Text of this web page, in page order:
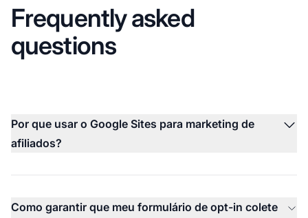
Frequently asked
questions
Por que usar o Google Sites para marketing de
afiliados?
Como garantir que meu formulário de opt-in colete